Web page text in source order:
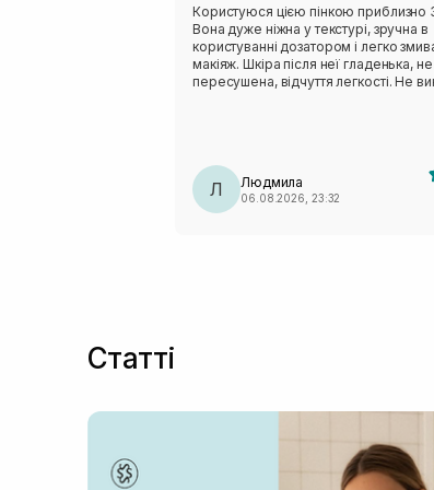
Користуюся цією пінкою приблизно 3
Вона дуже ніжна у текстурі, зручна в
користуванні дозатором і легко
макіяж. Шкіра після неї гладенька, не
пересушена, відчуття легкості. Не
Л Людмила
06.08.2026, 23:32
Статті